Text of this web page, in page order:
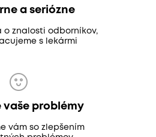
a seriózne
o znalosti odborníkov,
s lekármi
vaše problémy
vám so zlepšením